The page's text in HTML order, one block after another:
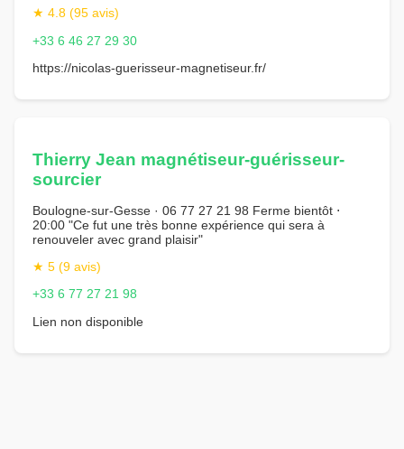
★ 4.8 (95 avis)
+33 6 46 27 29 30
https://nicolas-guerisseur-magnetiseur.fr/
Thierry Jean magnétiseur-guérisseur-
sourcier
Boulogne-sur-Gesse · 06 77 27 21 98 Ferme bientôt ⋅
20:00 "Ce fut une très bonne expérience qui sera à
renouveler avec grand plaisir"
★ 5 (9 avis)
+33 6 77 27 21 98
Lien non disponible